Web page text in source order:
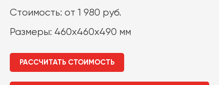
Стоимость: от 1 980 руб.
Размеры: 460х460х490 мм
РАССЧИТАТЬ СТОИМОСТЬ